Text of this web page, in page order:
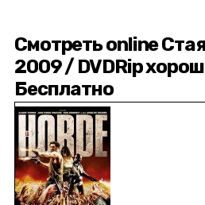
Смотреть online
2009 / DVDRip
Бесплатно